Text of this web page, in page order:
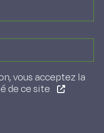
vous acceptez la
de ce site